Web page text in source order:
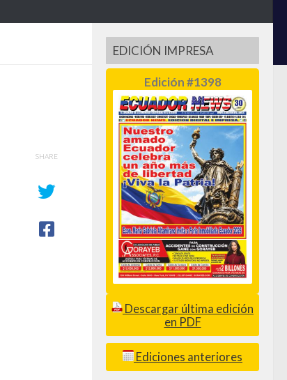
SHARE
EDICIÓN IMPRESA
Edición #1398
Descargar última edición
en PDF
Ediciones anteriores